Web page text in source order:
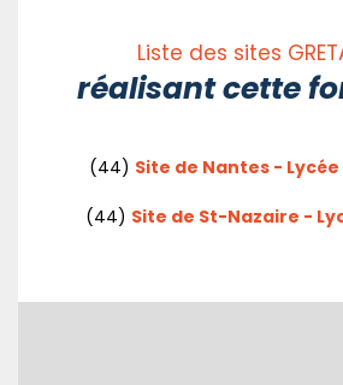
Liste des sites
réalisant cette
(44) Site de Nantes -
(44) Site de St-Nazaire -